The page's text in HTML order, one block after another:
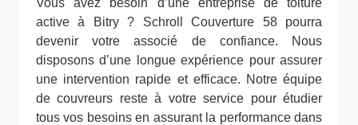
active à Bitry ? Schroll Couverture 58 pourra
devenir votre associé de confiance. Nous
disposons d’une longue expérience pour assurer
une intervention rapide et efficace. Notre équipe
de couvreurs reste à votre service pour étudier
tous vos besoins en assurant la performance dans